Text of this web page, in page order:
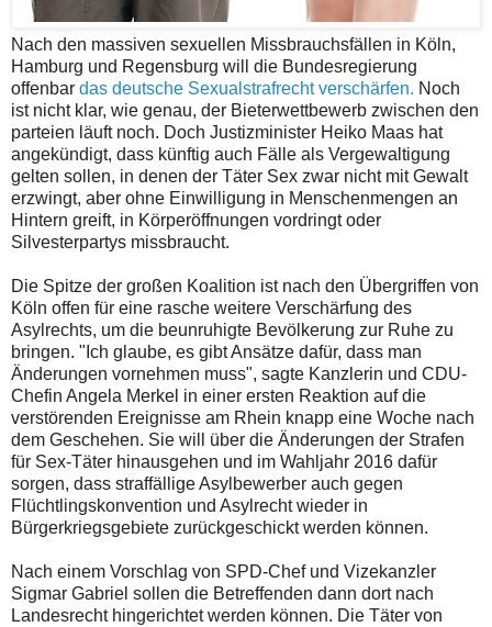
Nach den massiven sexuellen Missbrauchsfällen in Köln,
Hamburg und Regensburg will die Bundesregierung
offenbar das deutsche Sexualstrafrecht verschärfen. Noch
ist nicht klar, wie genau, der Bieterwettbewerb zwischen den
parteien läuft noch. Doch Justizminister Heiko Maas hat
angekündigt, dass künftig auch Fälle als Vergewaltigung
gelten sollen, in denen der Täter Sex zwar nicht mit Gewalt
erzwingt, aber ohne Einwilligung in Menschenmengen an
Hintern greift, in Körperöffnungen vordringt oder
Silvesterpartys missbraucht.
Die Spitze der großen Koalition ist nach den Übergriffen von
Köln offen für eine rasche weitere Verschärfung des
Asylrechts, um die beunruhigte Bevölkerung zur Ruhe zu
bringen. "Ich glaube, es gibt Ansätze dafür, dass man
Änderungen vornehmen muss", sagte Kanzlerin und CDU-
Chefin Angela Merkel in einer ersten Reaktion auf die
verstörenden Ereignisse am Rhein knapp eine Woche nach
dem Geschehen. Sie will über die Änderungen der Strafen
für Sex-Täter hinausgehen und im Wahljahr 2016 dafür
sorgen, dass straffällige Asylbewerber auch gegen
Flüchtlingskonvention und Asylrecht wieder in
Bürgerkriegsgebiete zurückgeschickt werden können.
Nach einem Vorschlag von SPD-Chef und Vizekanzler
Sigmar Gabriel sollen die Betreffenden dann dort nach
Landesrecht hingerichtet werden können. Die Täter von